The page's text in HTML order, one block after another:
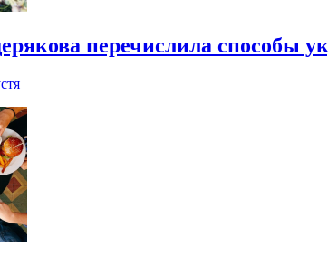
перечислила способы